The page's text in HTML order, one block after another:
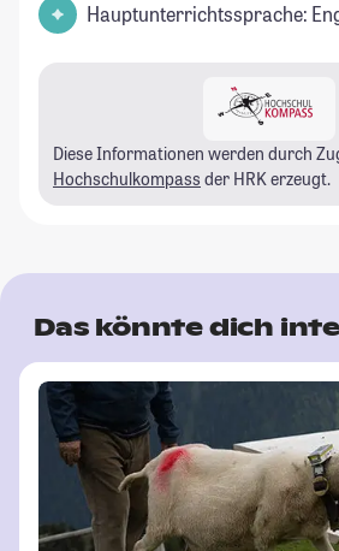
Hauptunterrichtssprache:
Diese Informationen werden durch
Hochschulkompass der HRK erzeugt.
Das könnte dich